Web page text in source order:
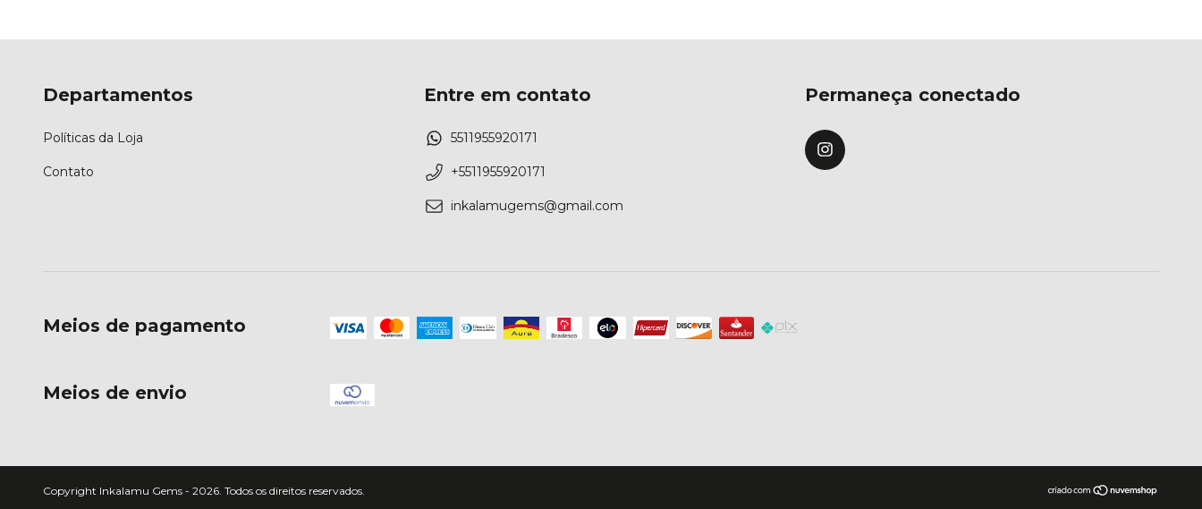
Departamentos
Políticas da Loja
Contato
Entre em contato
5511955920171
+5511955920171
inkalamugems@gmail.com
Permaneça conectado
Meios de pagamento
Meios de envio
Copyright Inkalamu Gems - 2026. Todos os direitos reservados.